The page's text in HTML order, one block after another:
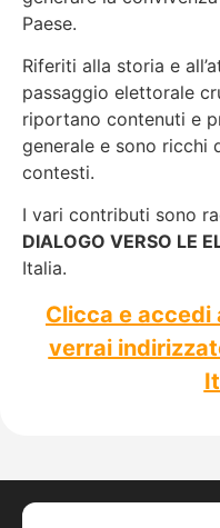
Paese.
Riferiti alla storia e
passaggio elettorale
riportano contenuti e
generale e sono ricchi
contesti.
I vari contributi sono
DIALOGO VERSO LE
Italia.
Clicca e accedi
verrai